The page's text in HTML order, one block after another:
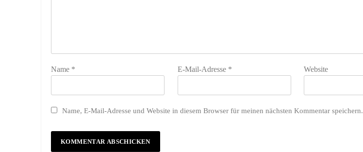
Name * E-Mail-Adresse * Website
Name, E-Mail-Adresse und Website in diesem Browser für meinen nächsten Kommentar speichern.